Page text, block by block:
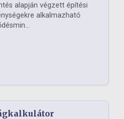
alapján végzett építési
alkalmazható